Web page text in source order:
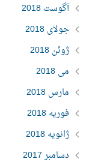
آگوست 2018
جولای 2018
ژوئن 2018
می 2018
مارس 2018
فوریه 2018
ژانویه 2018
دسامبر 2017